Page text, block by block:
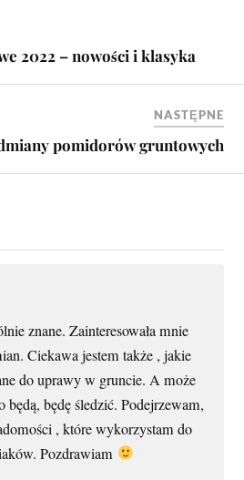
2022 – nowości i klasyka
NASTĘPNE
pomidorów gruntowych
znane. Zainteresowała mnie
Ciekawa jestem także , jakie
do uprawy w gruncie. A może
będą, będę śledzić. Podejrzewam,
, które wykorzystam do
Pozdrawiam